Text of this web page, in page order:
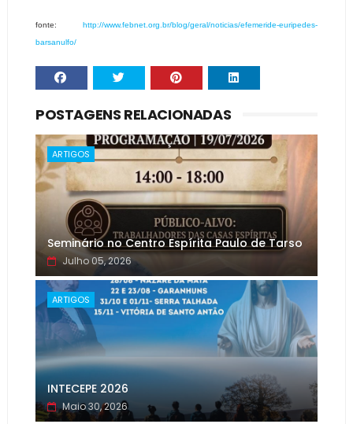
fonte: http://www.febnet.org.br/blog/geral/noticias/efemeride-euripedes-
barsanulfo/
POSTAGENS RELACIONADAS
ARTIGOS
Seminário no Centro Espírita Paulo de Tarso
Julho 05, 2026
ARTIGOS
INTECEPE 2026
Maio 30, 2026